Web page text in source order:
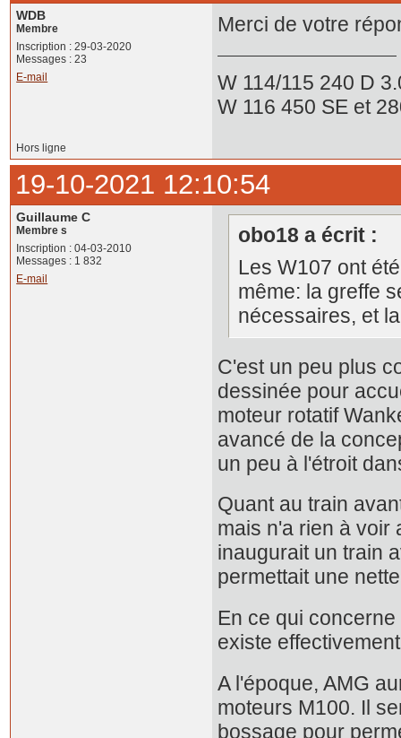
WDB
Membre
Inscription : 29-03-2020
Messages : 23
E-mail
Merci de votre
W 114/115 240 D
W 116 450 SE et
Hors ligne
19-10-2021 12:10:54
Guillaume C
Membre s
Inscription : 04-03-2010
Messages : 1 832
E-mail
obo18 a écrit :
Les W107 ont
même: la greffe
nécessaires, et
C'est un peu plus
dessinée pour
moteur rotatif
avancé de la
un peu à l'étroit
Quant au train
mais n'a rien à voir
inaugurait un train
permettait une
En ce qui
existe
A l'époque, AMG
moteurs M100. Il
bossage pour